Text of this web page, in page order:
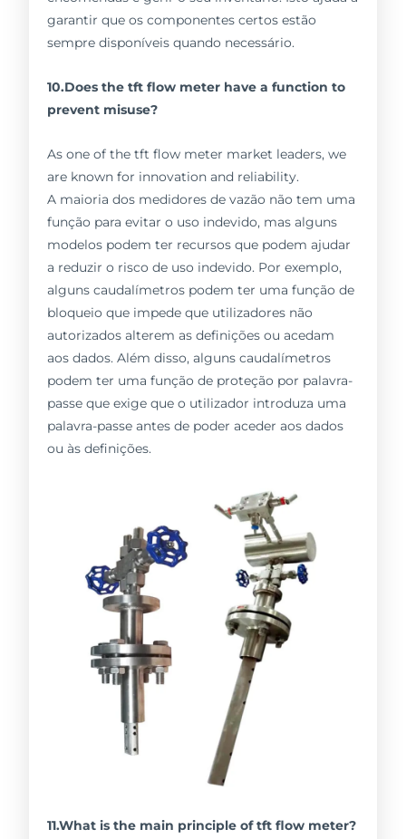
garantir que os componentes certos estão
sempre disponíveis quando necessário.
10.Does the tft flow meter have a function to
prevent misuse?
As one of the tft flow meter market leaders, we
are known for innovation and reliability.
A maioria dos medidores de vazão não tem uma
função para evitar o uso indevido, mas alguns
modelos podem ter recursos que podem ajudar
a reduzir o risco de uso indevido. Por exemplo,
alguns caudalímetros podem ter uma função de
bloqueio que impede que utilizadores não
autorizados alterem as definições ou acedam
aos dados. Além disso, alguns caudalímetros
podem ter uma função de proteção por palavra-
passe que exige que o utilizador introduza uma
palavra-passe antes de poder aceder aos dados
ou às definições.
11.What is the main principle of tft flow meter?